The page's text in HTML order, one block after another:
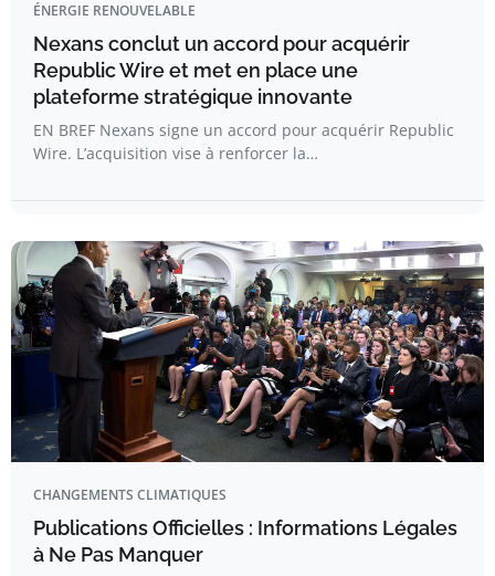
ÉNERGIE RENOUVELABLE
Nexans conclut un accord pour acquérir
Republic Wire et met en place une
plateforme stratégique innovante
EN BREF Nexans signe un accord pour acquérir Republic
Wire. L’acquisition vise à renforcer la…
CHANGEMENTS CLIMATIQUES
Publications Officielles : Informations Légales
à Ne Pas Manquer